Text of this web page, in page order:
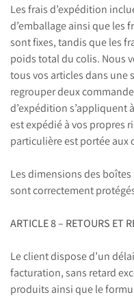
Les frais d’expédition
d’emballage ainsi que les
sont fixes, tandis que les
poids total du colis. Nous
tous vos articles dans une
regrouper deux
d’expédition s’appliquent
est expédié à vos propres
particulière est portée aux
Les dimensions des
sont correctement
ARTICLE 8 – RETOURS ET
Le client dispose d’un
facturation, sans retard
produits ainsi que le